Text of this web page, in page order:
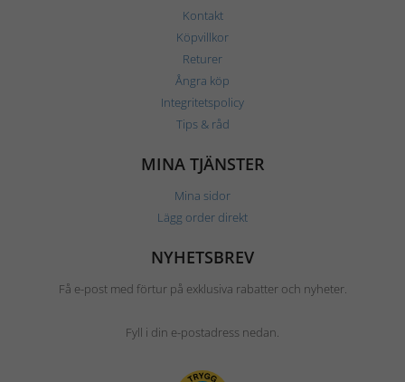
Kontakt
Köpvillkor
Returer
Ångra köp
Integritetspolicy
Tips & råd
MINA TJÄNSTER
Mina sidor
Lägg order direkt
NYHETSBREV
Få e-post med förtur på exklusiva rabatter och nyheter.
Fyll i din e-postadress nedan.